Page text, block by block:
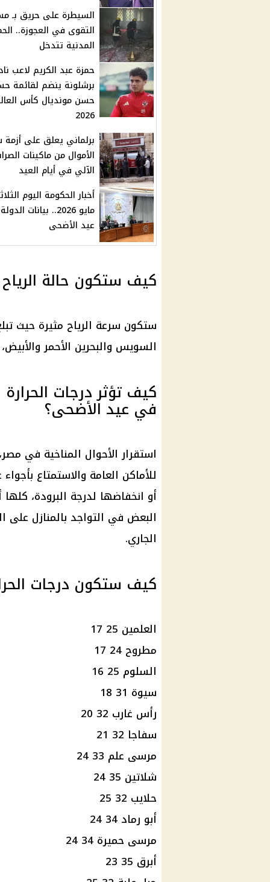
السيطرة على حريق بـ
التقوى في العجوزة..
المدنية تتدخل
حمزة عبد الكريم لاعب
برشلونة ينضم لقائمة
حسن مونديال كأس
2026
برلماني يعلق على
الأموال من ماكينات
الآلي في أيام العيد
مايو 2026.. بيانات
عيد الأضحى
كيف ستكون حالة
السويس والبحرين الأحمر والأبيض، من
كيف تؤثر درجات
في عيد الأضحى؟
استقرار الأحوال المناخية في
للأماكن العامة والاستمتاع
أو انخفاضها لدرجة البرودة،
البعض في التواجد بالمنازل
الجاري.
كيف ستكون درجات
العلمين 25 17
مطروح 24 17
السلوم 25 16
سيوة 31 18
رأس غارب 32 20
سفاجا 32 21
مرسى علم 33 24
شلاتين 35 24
حلايب 32 25
أبو رماد 34 24
مرسى حميرة 34 24
أبرق 35 23